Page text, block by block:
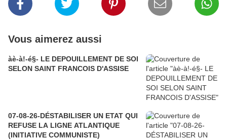
Vous aimerez aussi
àè-à!-é§- LE DEPOUILLEMENT DE SOI
SELON SAINT FRANCOIS D'ASSISE
07-08-26-DÉSTABILISER UN ETAT QUI
REFUSE LA LIGNE ATLANTIQUE
(INITIATIVE COMMUNISTE)